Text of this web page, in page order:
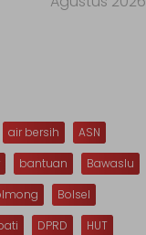
air bersih
ASN
bantuan
Bawaslu
Bolsel
DPRD
HUT